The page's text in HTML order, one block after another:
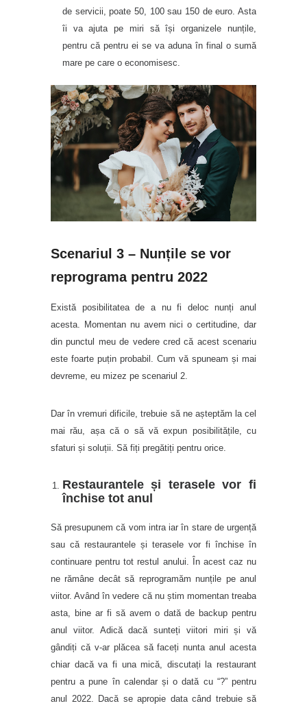
de servicii, poate 50, 100 sau 150 de euro. Asta
îi va ajuta pe miri să își organizele nunțile,
pentru că pentru ei se va aduna în final o sumă
mare pe care o economisesc.
Scenariul 3 – Nunțile se vor
reprograma pentru 2022
Există posibilitatea de a nu fi deloc nunți anul
acesta. Momentan nu avem nici o certitudine, dar
din punctul meu de vedere cred că acest scenariu
este foarte puțin probabil. Cum vă spuneam și mai
devreme, eu mizez pe scenariul 2.
Dar în vremuri dificile, trebuie să ne așteptăm la cel
mai rău, așa că o să vă expun posibilitățile, cu
sfaturi și soluții. Să fiți pregătiți pentru orice.
Restaurantele și terasele vor fi
închise tot anul
Să presupunem că vom intra iar în stare de urgență
sau că restaurantele și terasele vor fi închise în
continuare pentru tot restul anului. În acest caz nu
ne rămâne decât să reprogramăm nunțile pe anul
viitor. Având în vedere că nu știm momentan treaba
asta, bine ar fi să avem o dată de backup pentru
anul viitor. Adică dacă sunteți viitori miri și vă
gândiți că v-ar plăcea să faceți nunta anul acesta
chiar dacă va fi una mică, discutați la restaurant
pentru a pune în calendar și o dată cu “?” pentru
anul 2022. Dacă se apropie data când trebuie să